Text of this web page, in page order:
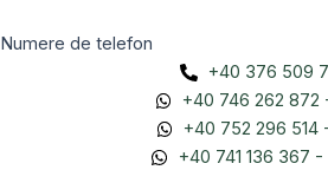
Numere de telefon
+40 376 509
+40 746 262 872
+40 752 296 514
+40 741 136 367 -